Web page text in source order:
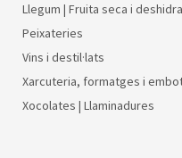
Llegum | Fruita seca i
Peixateries
Vins i destil·lats
Xarcuteria, formatges i
Xocolates | Llaminadures